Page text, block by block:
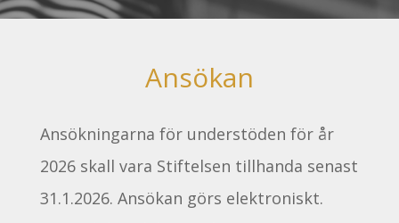
Ansökan
Ansökningarna för understöden för år
2026 skall vara Stiftelsen tillhanda senast
31.1.2026. Ansökan görs elektroniskt.